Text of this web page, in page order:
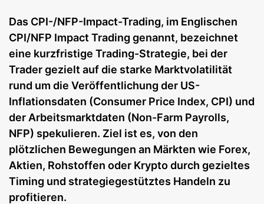
Das CPI-/NFP-Impact-Trading, im Englischen
CPI/NFP Impact Trading genannt, bezeichnet
eine kurzfristige Trading-Strategie, bei der
Trader gezielt auf die starke Marktvolatilität
rund um die Veröffentlichung der US-
Inflationsdaten (Consumer Price Index, CPI) und
der Arbeitsmarktdaten (Non-Farm Payrolls,
NFP) spekulieren. Ziel ist es, von den
plötzlichen Bewegungen an Märkten wie Forex,
Aktien, Rohstoffen oder Krypto durch gezieltes
Timing und strategiegestütztes Handeln zu
profitieren.